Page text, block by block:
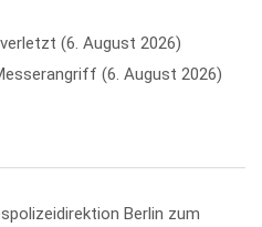
6. August 2026
6. August 2026
Berlin zum